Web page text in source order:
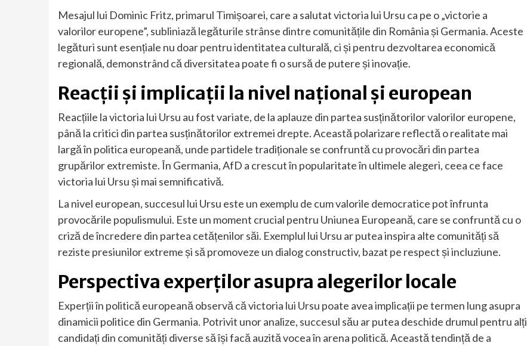
Mesajul lui Dominic Fritz, primarul Timișoarei, care a salutat victoria lui Ursu ca pe o „victorie a
valorilor europene”, subliniază legăturile strânse dintre comunitățile din România și Germania. Aceste
legături sunt esențiale nu doar pentru identitatea culturală, ci și pentru dezvoltarea economică
regională, demonstrând că diversitatea poate fi o sursă de putere și inovație.
Reacții și implicații la nivel național și european
Reacțiile la victoria lui Ursu au fost variate, de la aplauze din partea susținătorilor valorilor europene,
până la critici din partea susținătorilor extremei drepte. Această polarizare reflectă o realitate mai
largă în politica europeană, unde partidele tradiționale se confruntă cu provocări din partea
grupărilor extremiste. În Germania, AfD a crescut în popularitate în ultimele alegeri, ceea ce face
victoria lui Ursu și mai semnificativă.
La nivel european, succesul lui Ursu este un exemplu de cum valorile democratice pot înfrunta
provocările populismului. Este un moment crucial pentru Uniunea Europeană, care se confruntă cu o
criză de încredere din partea cetățenilor săi. Exemplul lui Ursu ar putea inspira alte comunități să
reziste presiunilor extreme și să promoveze un dialog constructiv, bazat pe respect și incluziune.
Perspectiva experților asupra alegerilor locale
Experții în politică europeană observă că victoria lui Ursu poate avea implicații pe termen lung asupra
dinamicii politice din Germania. Potrivit unor analize, succesul său ar putea deschide drumul pentru alți
candidați din comunități diverse să își facă auzită vocea în arena politică. Această tendință de a